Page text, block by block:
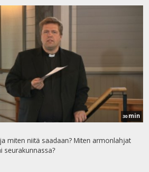
30 min
miten niitä saadaan? Miten armonlahjat
seurakunnassa?